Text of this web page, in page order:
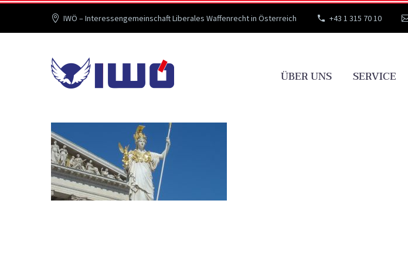
IWÖ – Interessengemeinschaft Liberales Waffenrecht in Österreich +43 1 315 70 10
ÜBER UNS SERVICE